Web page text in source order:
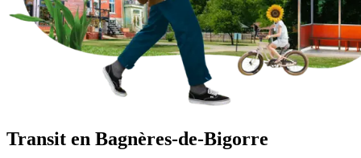
Transit en Bagnères-de-Bigorre